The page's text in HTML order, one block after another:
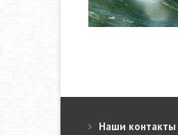
Наши контакты